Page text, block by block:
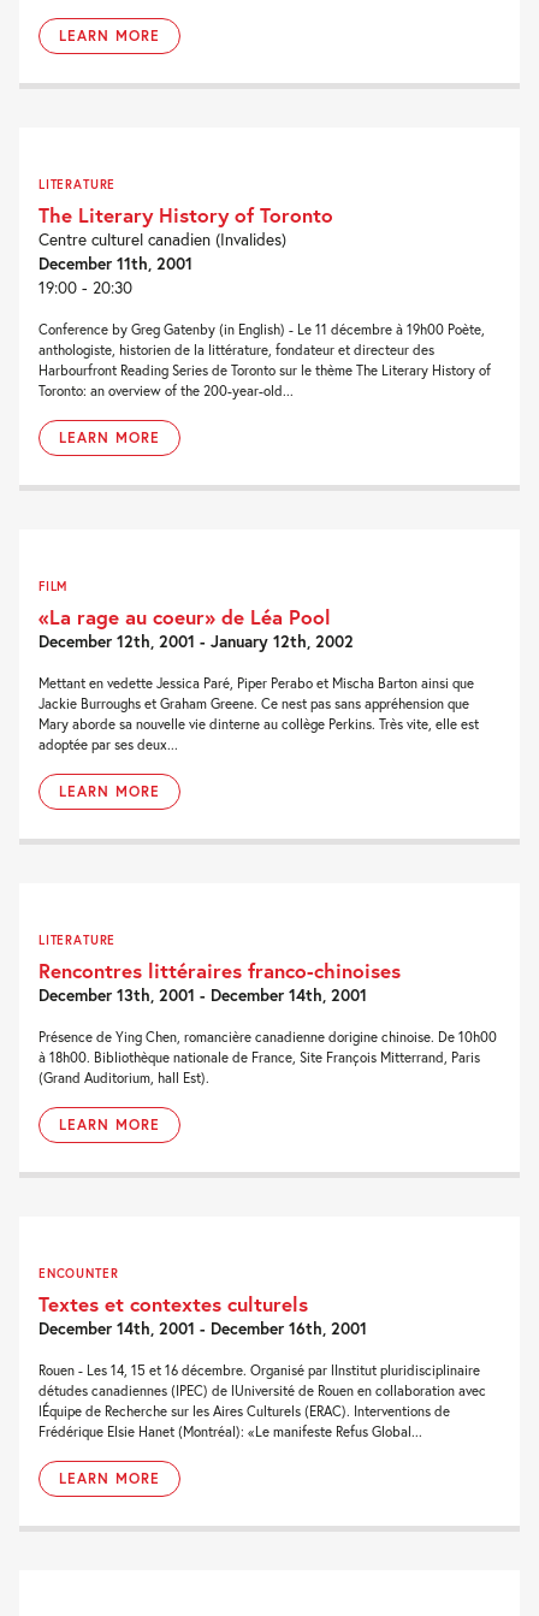
LEARN MORE
LITERATURE
The Literary History of Toronto
Centre culturel canadien (Invalides)
December 11th, 2001
19:00 - 20:30
Conference by Greg Gatenby (in English) - Le 11 décembre à 19h00 Poète,
anthologiste, historien de la littérature, fondateur et directeur des
Harbourfront Reading Series de Toronto sur le thème The Literary History of
Toronto: an overview of the 200-year-old...
LEARN MORE
FILM
«La rage au coeur» de Léa Pool
December 12th, 2001 - January 12th, 2002
Mettant en vedette Jessica Paré, Piper Perabo et Mischa Barton ainsi que
Jackie Burroughs et Graham Greene. Ce nest pas sans appréhension que
Mary aborde sa nouvelle vie dinterne au collège Perkins. Très vite, elle est
adoptée par ses deux...
LEARN MORE
LITERATURE
Rencontres littéraires franco-chinoises
December 13th, 2001 - December 14th, 2001
Présence de Ying Chen, romancière canadienne dorigine chinoise. De 10h00
à 18h00. Bibliothèque nationale de France, Site François Mitterrand, Paris
(Grand Auditorium, hall Est).
LEARN MORE
ENCOUNTER
Textes et contextes culturels
December 14th, 2001 - December 16th, 2001
Rouen - Les 14, 15 et 16 décembre. Organisé par lInstitut pluridisciplinaire
détudes canadiennes (IPEC) de lUniversité de Rouen en collaboration avec
lÉquipe de Recherche sur les Aires Culturels (ERAC). Interventions de
Frédérique Elsie Hanet (Montréal): «Le manifeste Refus Global...
LEARN MORE